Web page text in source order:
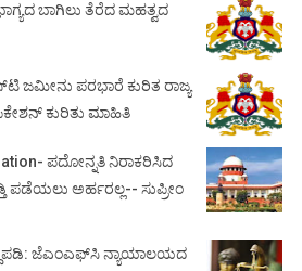
ಬಾಗಿಲು ತೆರೆದ ಮಹತ್ವದ
ಪರಭಾರೆ ಕುರಿತ ರಾಜ್ಯ
ಕುರಿತು ಮಾಹಿತಿ
ಪದೋನ್ನತಿ ನಿರಾಕರಿಸಿದ
ಪಡೆಯಲು ಅರ್ಹರಲ್ಲ-- ಸುಪ್ರೀಂ
ಜೆಎಂಎಫ್‌ಸಿ ನ್ಯಾಯಾಲಯದ